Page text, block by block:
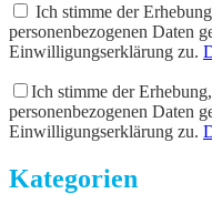
Ich stimme der
personenbezogenen Daten
Einwilligungserklärung zu.
Ich stimme der
personenbezogenen Daten
Einwilligungserklärung zu.
Kategorien